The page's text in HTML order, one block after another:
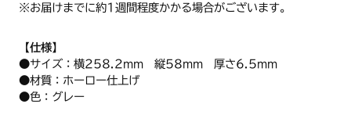
※お届けまでに約1週間程度かかる場合がございます。
【仕様】
●サイズ：横258.2mm 縦58mm 厚さ6.5mm
●材質：ホーロー仕上げ
●色：グレー